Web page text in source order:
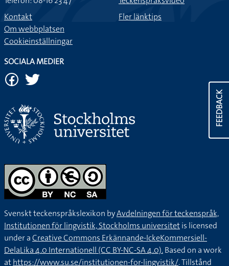
FEEDBACK
Kontakt
Om webbplatsen
Cookieinställningar
Fler länktips
SOCIALA MEDIER
Svenskt teckenspråkslexikon byAvdelningen för teckenspråk,
Institutionen för lingvistik, Stockholms universitetis licensed
under aCreative Commons Erkännande-IckeKommersiell-
DelaLika 4.0 Internationell (CC BY-NC-SA 4.0).Based on a work
athttps://www.su.se/institutionen-for-lingvistik/. Tillstånd